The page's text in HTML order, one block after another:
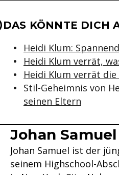
Hinweise &
DAS KÖNNTE DICH
Heidi Klum:
Heidi Klum verrät,
Heidi Klum verrät
Stil-Geheimnis von
seinen Eltern
Johan
Johan Samuel ist der
seinem Highschool-